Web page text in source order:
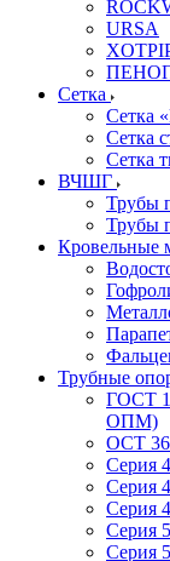
URSA
Сетка
Сетка
Сетка
Сетка
ВЧШГ
Трубы
Трубы
Кровельные
Трубные
ГОСТ
ОПМ)
ОСТ
Серия
Серия
Серия
Серия
Серия